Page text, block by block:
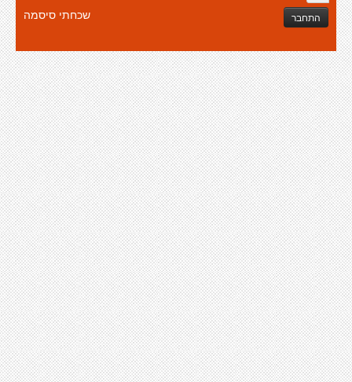
התחבר שכחתי סיסמה